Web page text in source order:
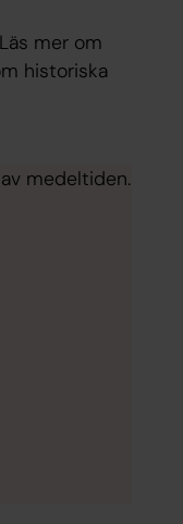
mer om
historiska
medeltiden.